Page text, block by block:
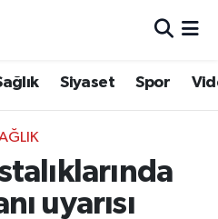
Siyaset Spor
uyarısı